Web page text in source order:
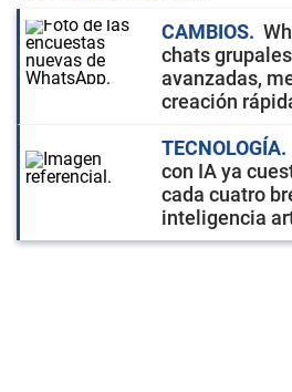
CAMBIOS
chats
avanzadas,
creación
TECNOLOGÍA
con IA ya
cada cuatro
inteligencia